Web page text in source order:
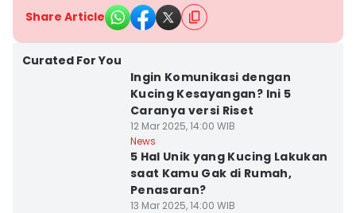
Share Article
Curated For You
Ingin Komunikasi dengan
Kucing Kesayangan? Ini 5
Caranya versi Riset
12 Mar 2025, 14:00 WIB
News
5 Hal Unik yang Kucing Lakukan
saat Kamu Gak di Rumah,
Penasaran?
13 Mar 2025, 14:00 WIB